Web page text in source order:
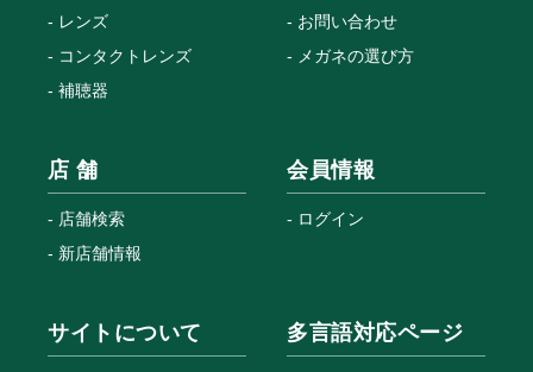
レンズ
コンタクトレンズ
補聴器
お問い合わせ
メガネの選び方
店 舗
店舗検索
新店舗情報
会員情報
ログイン
サイトについて 多言語対応ページ